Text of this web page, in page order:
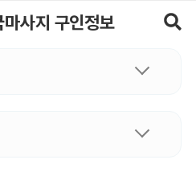
마사지 구인정보